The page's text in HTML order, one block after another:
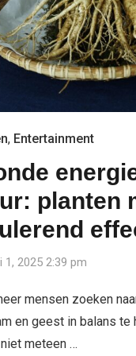
, Entertainment
planten
1, 2025 2:39 pm
mensen zoeken
en geest in balans te
meteen …